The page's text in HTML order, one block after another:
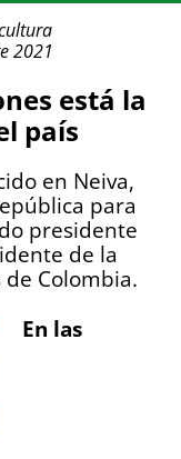
2021
está la
país
en Neiva,
para
presidente
de la
Colombia.
En las